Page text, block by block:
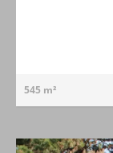
545 m²